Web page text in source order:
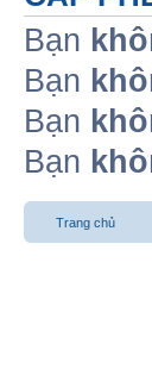
Bạn
Bạn
Bạn
Bạn
Trang chủ